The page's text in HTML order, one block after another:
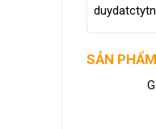
SẢN